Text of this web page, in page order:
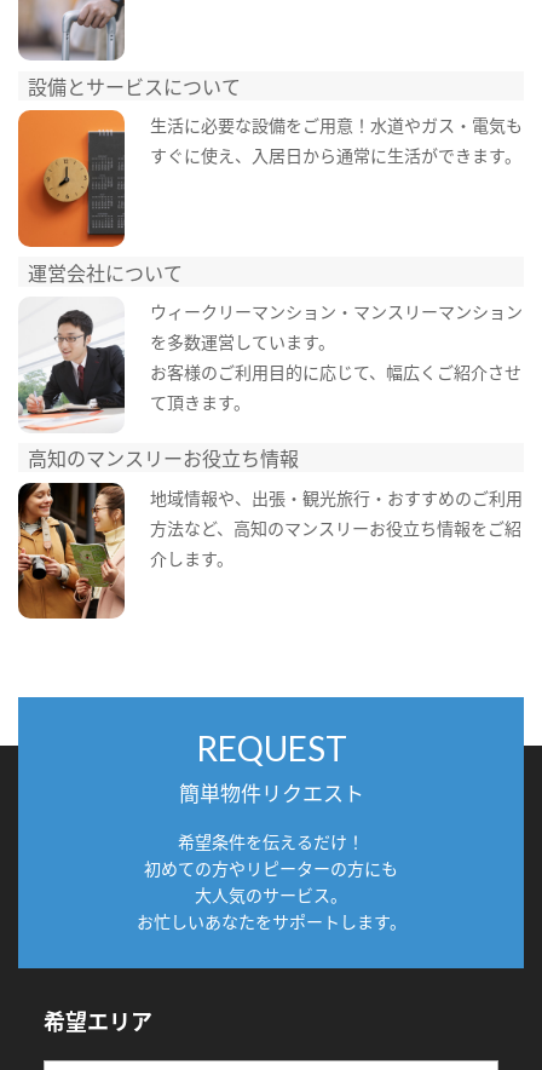
設備とサービスについて
生活に必要な設備をご用意！水道やガス・電気も
すぐに使え、入居日から通常に生活ができます。
運営会社について
ウィークリーマンション・マンスリーマンション
を多数運営しています。
お客様のご利用目的に応じて、幅広くご紹介させ
て頂きます。
高知のマンスリーお役立ち情報
地域情報や、出張・観光旅行・おすすめのご利用
方法など、高知のマンスリーお役立ち情報をご紹
介します。
REQUEST
簡単物件リクエスト
希望条件を伝えるだけ！
初めての方やリピーターの方にも
大人気のサービス。
お忙しいあなたをサポートします。
希望エリア